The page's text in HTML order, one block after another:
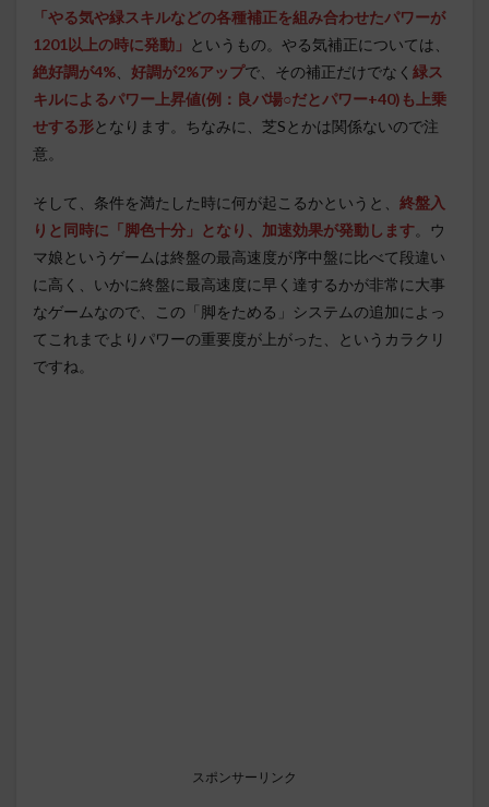
「やる気や緑スキルなどの各種補正を組み合わせたパワーが
1201以上の時に発動」 というもの。やる気補正については、
絶好調が4%
好調が2%アップで、その補正だけでなく 緑ス
キルによるパワー上昇値(例：良バ場○だとパワー+40)も上乗
せする形となります。ちなみに、芝Sとかは関係ないので注
意。
そして、条件を満たした時に何が起こるかというと、 終盤入
りと同時に「脚色十分」となり、加速効果が発動します。ウ
マ娘というゲームは終盤の最高速度が序中盤に比べて段違い
に高く、いかに終盤に最高速度に早く達するかが非常に大事
なゲームなので、この「脚をためる」システムの追加によっ
てこれまでよりパワーの重要度が上がった、というカラクリ
ですね。
スポンサーリンク